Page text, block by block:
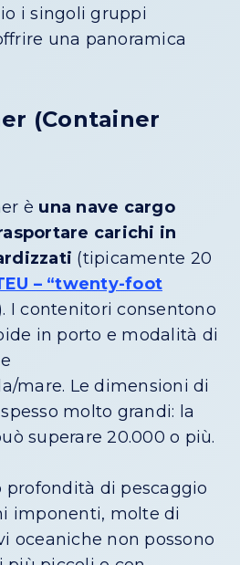
i singoli gruppi
una panoramica
(Container
è una nave cargo
carichi in
(tipicamente 20
– “twenty-foot
I contenitori consentono
in porto e modalità di
mare. Le dimensioni di
molto grandi: la
superare 20.000 o più.
profondità di pescaggio
imponenti, molte di
oceaniche non possono